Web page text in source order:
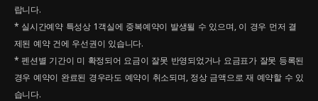
랍니다.
* 실시간예약 특성상 1객실에 중복예약이 발생될 수 있으며, 이 경우 먼저 결
제된 예약 건에 우선권이 있습니다.
* 펜션별 기간이 미 확정되어 요금이 잘못 반영되었거나 요금표가 잘못 등록된
경우 예약이 완료된 경우라도 예약이 취소되며, 정상 금액으로 재 예약할 수 있
습니다.